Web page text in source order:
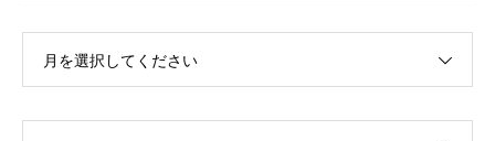
月を選択してください